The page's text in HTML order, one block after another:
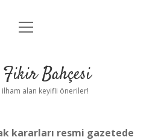
Anasayfa
Yasal Uyarı
menüyü
Bahçesi
alan keyifli öneriler!
kararları resmi gazetede